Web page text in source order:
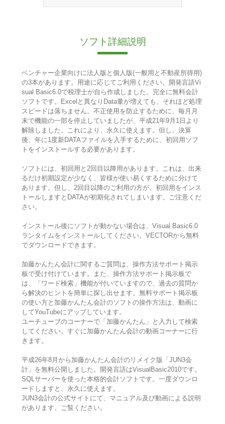
ソフト詳細説明
ベンチャー企業向けに法人版と個人版(一般用と不動産所得用)
の3本があります。用途に応じてご利用ください。開発言語Vi
sual Basic6.0で税理士が自ら作成しました。完全に無料会計
ソフトです。Excelと異なりData量が増えても、それほど処理
スピードは落ちません。不正使用を防止するために、毎月月
末で機能の一部を停止していましたが、平成21年9月1日より
解除しました。これにより、永久に使えます。但し、決算
後、年に1度新DATAファイルを入手するために、初回用ソフ
トをインストールする必要があります。
ソフトには、初回用と2回目以降用があります。これは、出来
るだけ初期設定が少なく、皆様が使い易くするために分けて
あります。但し、2回目以降のご利用の方が、初回用をインス
トールしますとDATAが初期化されてしまいます。ご注意くだ
さい。
インストール後にソフトが動かない場合は、Visual Basic6.0
ランタイムをインストールしてください。VECTORから無料
でダウンロードできます。
加藤かんたん会計に関するご質問は、操作方法サポート掲示
板で受け付けています。また、操作方法サポート掲示板で
は、「ワード検索」機能が付いていますので、過去の質問か
ら解決のヒントを簡単に探し出せます。無料サポート掲示板
の使い方と加藤かんたん会計のソフトの操作方法は、動画に
してYouTubeにアップしています。
ユーチューブのコーナーで「加藤かんたん」と入力して検索
してください。すぐに加藤かんたん会計の動画コーナーに行
きます。
平成26年8月から加藤かんたん会計のリメイク版「JUN3会
計」を無料公開しました。開発言語はVisualBasic2010です。
SQLサーバーを使った本格的会計ソフトです。一度ダウンロ
ードしますと、永久に使えます。
JUN3会計の公式サイトにて、マニュアル及び動画による説明
があります。ご覧ください。